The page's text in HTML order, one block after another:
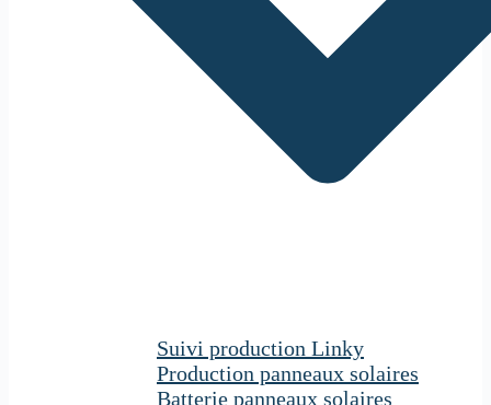
Suivi production Linky
Production panneaux solaires
Batterie panneaux solaires